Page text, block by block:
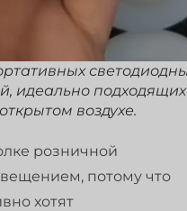
идеально подходящих
воздухе.
розничной
потому что
хотят